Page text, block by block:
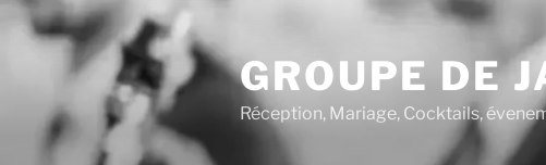
Aller
GROUPE DE
Réception, Mariage, Cocktails,